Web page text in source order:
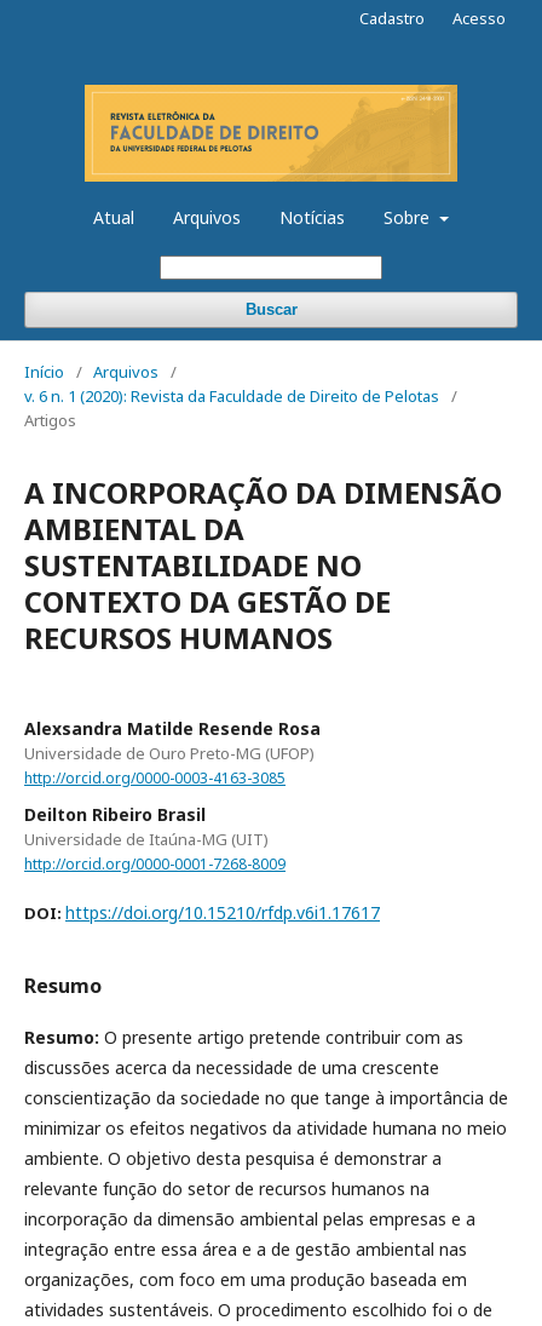
Atual Arquivos Notícias Sobre
Buscar
Cadastro Acesso
Início / Arquivos
/
v. 6 n. 1 (2020): Revista da Faculdade de Direito de Pelotas
/
Artigos
A INCORPORAÇÃO DA DIMENSÃO
AMBIENTAL DA
SUSTENTABILIDADE NO
CONTEXTO DA GESTÃO DE
RECURSOS HUMANOS
Alexsandra Matilde Resende Rosa
Universidade de Ouro Preto-MG (UFOP)
http://orcid.org/0000-0003-4163-3085
Deilton Ribeiro Brasil
Universidade de Itaúna-MG (UIT)
http://orcid.org/0000-0001-7268-8009
DOI: https://doi.org/10.15210/rfdp.v6i1.17617
Resumo
Resumo: O presente artigo pretende contribuir com as
discussões acerca da necessidade de uma crescente
conscientização da sociedade no que tange à importância de
minimizar os efeitos negativos da atividade humana no meio
ambiente. O objetivo desta pesquisa é demonstrar a
relevante função do setor de recursos humanos na
incorporação da dimensão ambiental pelas empresas e a
integração entre essa área e a de gestão ambiental nas
organizações, com foco em uma produção baseada em
atividades sustentáveis. O procedimento escolhido foi o de